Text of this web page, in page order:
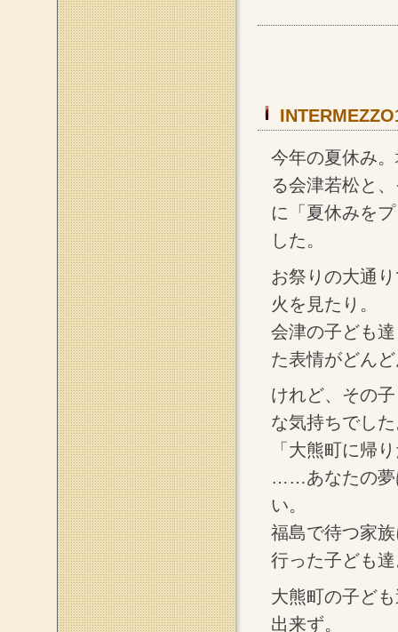
今年の夏休み
る会津若松と
に「夏休みを
した。
お祭りの大通
火を見たり。
会津の子ども
た表情がどん
けれど、その
な気持ちでし
「大熊町に帰
……あなたの夢
い。
福島で待つ家
行った子ども
大熊町の子ど
出来ず。